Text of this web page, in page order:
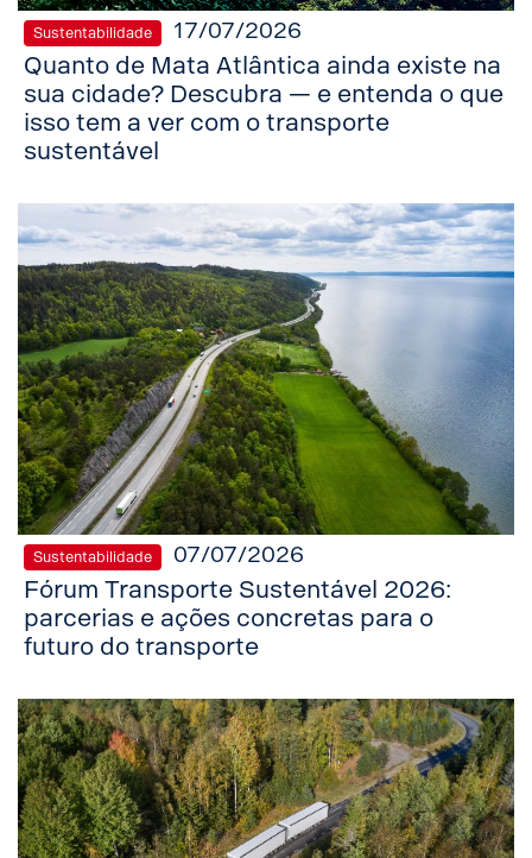
Sustentabilidade 17/07/2026
Quanto de Mata Atlântica ainda existe na
sua cidade? Descubra — e entenda o que
isso tem a ver com o transporte
sustentável
Sustentabilidade 07/07/2026
Fórum Transporte Sustentável 2026:
parcerias e ações concretas para o
futuro do transporte